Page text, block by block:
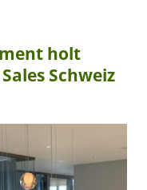
holt
Schweiz